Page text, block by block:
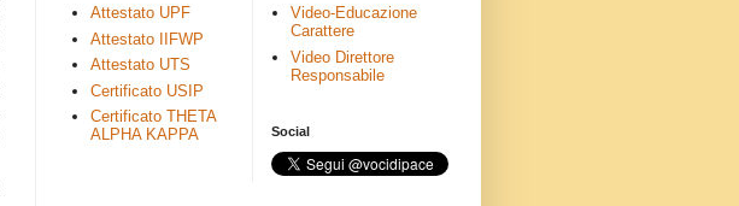
Attestato UPF
Attestato IIFWP
Attestato UTS
Certificato USIP
Certificato THETA
ALPHA KAPPA
Video-Educazione
Carattere
Video Direttore
Responsabile
Social